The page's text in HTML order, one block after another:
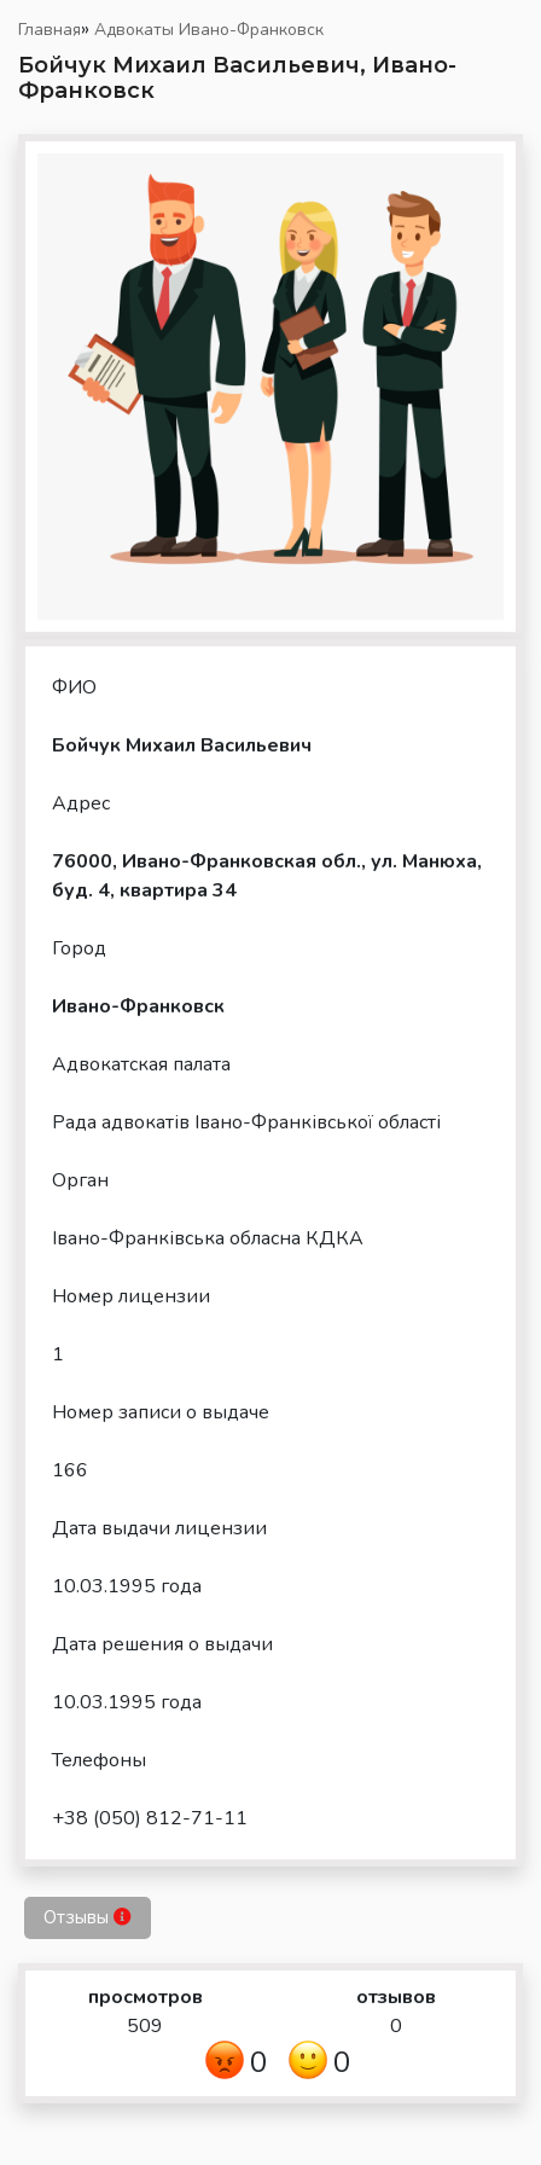
Главная» Адвокаты Ивано-Франковск
Бойчук Михаил Васильевич, Ивано-
Франковск
ФИО
Бойчук Михаил Васильевич
Адрес
76000, Ивано-Франковская обл., ул. Манюха,
буд. 4, квартира 34
Город
Ивано-Франковск
Адвокатская палата
Рада адвокатів Івано-Франківської області
Орган
Івано-Франківська обласна КДКА
Номер лицензии
1
Номер записи о выдаче
166
Дата выдачи лицензии
10.03.1995 года
Дата решения о выдачи
10.03.1995 года
Телефоны
+38 (050) 812-71-11
Отзывы
просмотров
509
отзывов
0
0 0